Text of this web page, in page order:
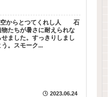
空からとつてくれし人 石
たちが暑さに耐えられな
ました。すっきりしまし
。スモーク...
2023.06.24